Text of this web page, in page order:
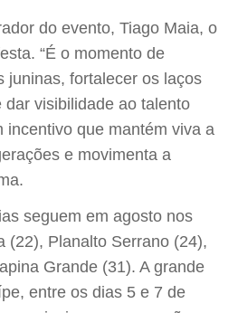
do evento, Tiago Maia, o
“É o momento de
juninas, fortalecer os laços
visibilidade ao talento
incentivo que mantém viva a
e movimenta a
seguem em agosto nos
(22), Planalto Serrano (24),
Grande (31). A grande
entre os dias 5 e 7 de